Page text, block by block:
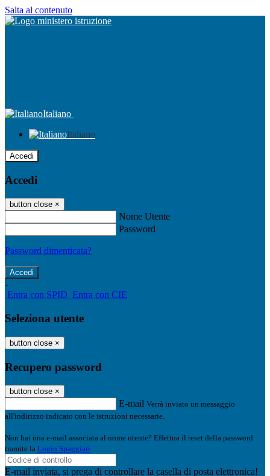
Salta al contenuto
Italiano
Italiano
Accedi
Accedi
button close ×
Nome Utente
Password
Password dimenticata?
-
Entra con SPID Entra con CIE
Seleziona utente
button close ×
Recupero password
button close ×
E-mail Verrà inviato un messaggio
all'indirizzo indicato con le istruzioni necessarie.
Non hai una e-mail associata al nome utente? Effettua il reset della password
tramite la Login Spaggiari
E-mail inviata, si prega di controllare la casella di posta elettronica!